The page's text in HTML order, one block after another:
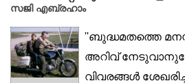
സജി എബ്രഹാം
''ബുദ്ധമതത്തെ
അറിവ്
വിവരങ്ങൾ